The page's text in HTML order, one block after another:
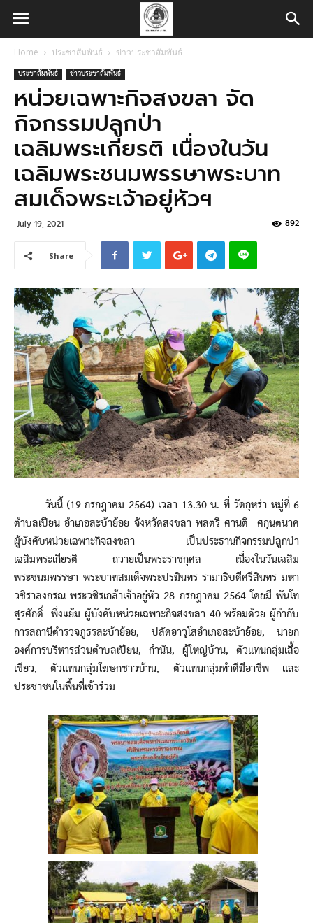
Home ประชาสัมพันธ์ ข่าวประชาสัมพันธ์
ประชาสัมพันธ์ ข่าวประชาสัมพันธ์
หน่วยเฉพาะกิจสงขลา จัด
กิจกรรมปลูกป่า
เฉลิมพระเกียรติ เนื่องในวัน
เฉลิมพระชนมพรรษาพระบาท
สมเด็จพระเจ้าอยู่หัวฯ
July 19, 2021 892
Share
วันนี้ (19 กรกฎาคม 2564) เวลา 13.30 น. ที่ วัดกุหร่า หมู่ที่ 6
ตำบลเปียน อำเภอสะบ้าย้อย จังหวัดสงขลา พลตรี ศานติ ศกุนตนาค
ผู้บังคับหน่วยเฉพาะกิจสงขลา เป็นประธานกิจกรรมปลูกป่า
เฉลิมพระเกียรติ ถวายเป็นพระราชกุศล เนื่องในวันเฉลิม
พระชนมพรรษา พระบาทสมเด็จพระปรมินทร รามาธิบดีศรีสินทร มหา
วชิราลงกรณ พระวชิรเกล้าเจ้าอยู่หัว 28 กรกฎาคม 2564 โดยมี พันโท
สุรศักดิ์ พึ่งแย้ม ผู้บังคับหน่วยเฉพาะกิจสงขลา 40 พร้อมด้วย ผู้กำกับ
การสถานีตำรวจภูธรสะบ้าย้อย, ปลัดอาวุโสอำเภอสะบ้าย้อย, นายก
องค์การบริหารส่วนตำบลเปียน, กำนัน, ผู้ใหญ่บ้าน, ตัวแทนกลุ่มเสื้อ
เขียว, ตัวแทนกลุ่มโฆษกชาวบ้าน, ตัวแทนกลุ่มทำดีมีอาชีพ และ
ประชาชนในพื้นที่เข้าร่วม